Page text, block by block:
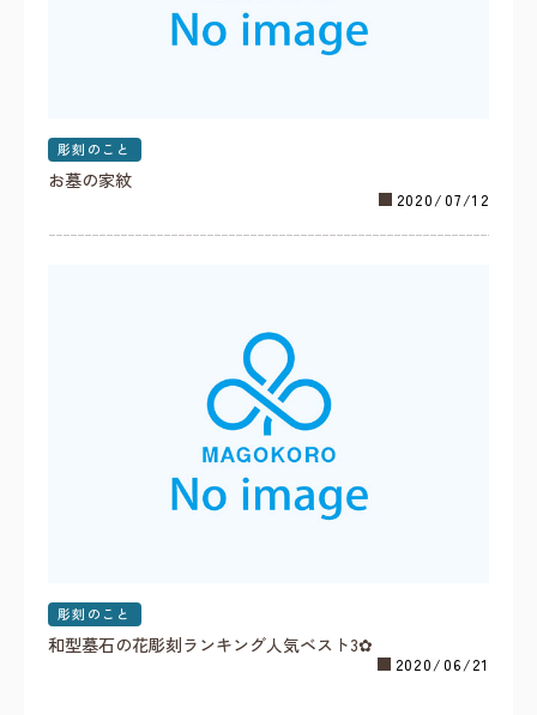
彫刻のこと
2020/07/12
お墓の家紋
彫刻のこと
2020/06/21
和型墓石の花彫刻ランキング人気ベスト3✿